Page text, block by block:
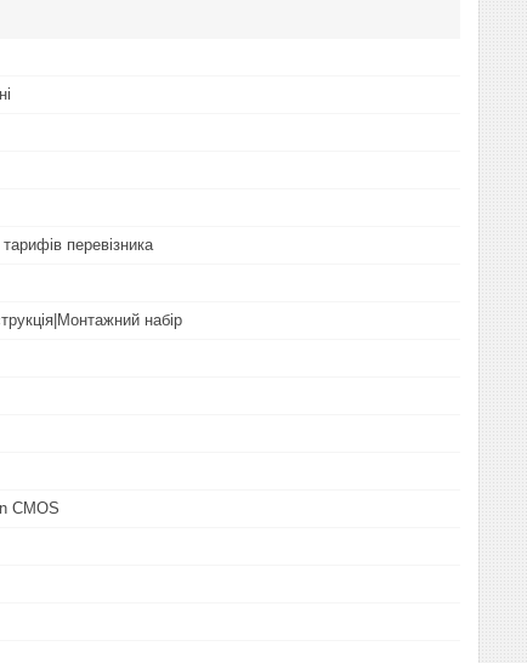
перевізника
набір
CMOS